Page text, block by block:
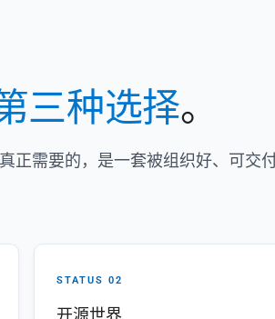
三种选择。
正需要的，是一套被组织好、可交
STATUS 02
开源世界